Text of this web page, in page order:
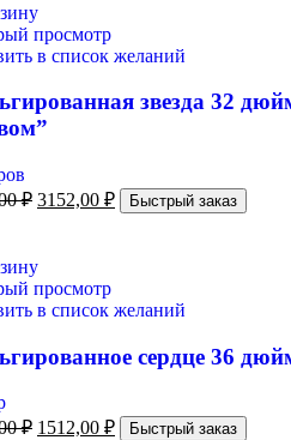
просмотр
в список желаний
звезда 32
₽ 3152,00 ₽ Быстрый заказ
просмотр
в список желаний
сердце 36
₽ 1512,00 ₽ Быстрый заказ